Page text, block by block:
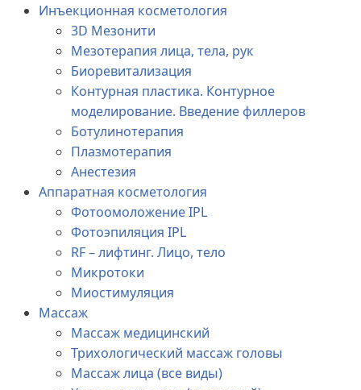
Инъекционная косметология
3D Мезонити
Мезотерапия лица, тела, рук
Биоревитализация
Контурная пластика. Контурное
моделирование. Введение филлеров
Ботулинотерапия
Плазмотерапия
Анестезия
Аппаратная косметология
Фотоомоложение IPL
Фотоэпиляция IPL
RF – лифтинг. Лицо, тело
Микротоки
Миостимуляция
Массаж
Массаж медицинский
Трихологический массаж головы
Массаж лица (все виды)